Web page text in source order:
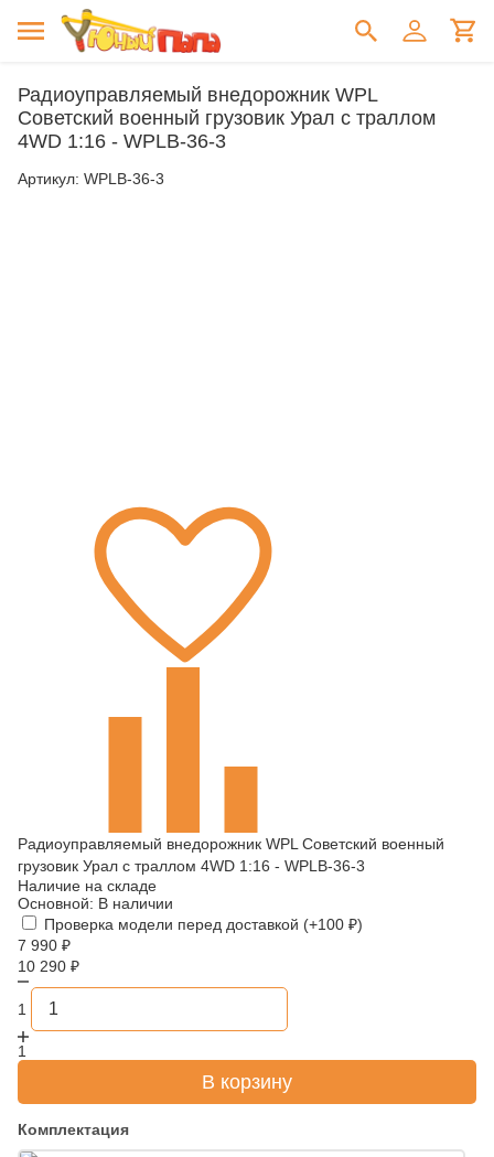
Радиоуправляемый внедорожник WPL
Советский военный грузовик Урал с траллом
4WD 1:16 - WPLB-36-3
Артикул: WPLB-36-3
Радиоуправляемый внедорожник WPL Советский военный
грузовик Урал с траллом 4WD 1:16 - WPLB-36-3
Наличие на складе
Основной: В наличии
Проверка модели перед доставкой (+100 ₽)
7 990 ₽
10 290 ₽
1
1
В корзину
Комплектация